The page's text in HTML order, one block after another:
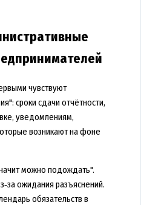
чувствуют
сроки сдачи отчётности,
уведомлениям,
возникают на фоне
можно подождать".
ожидания разъяснений.
обязательств в